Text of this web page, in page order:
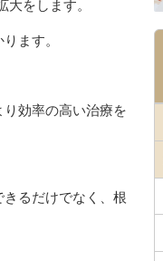
をします。
ます。
効率の高い治療を
るだけでなく、根